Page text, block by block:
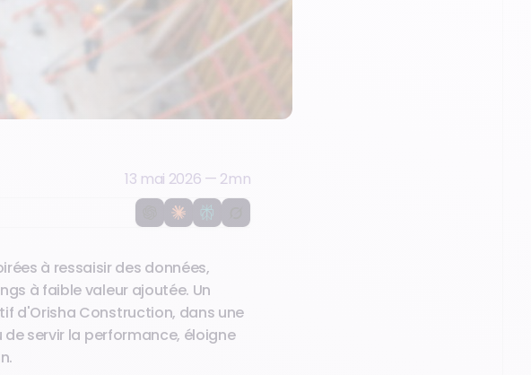
13 mai 2026 — 2mn
à ressaisir des données,
à faible valeur ajoutée. Un
d'Orisha Construction, dans une
servir la performance, éloigne